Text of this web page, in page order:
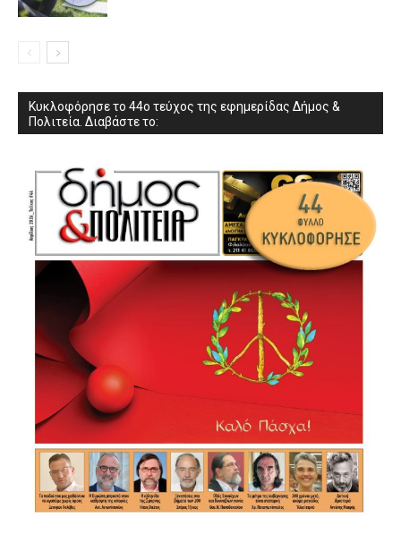
Κυκλοφόρησε το 44ο τεύχος της εφημερίδας Δήμος &
Πολιτεία. Διαβάστε το: